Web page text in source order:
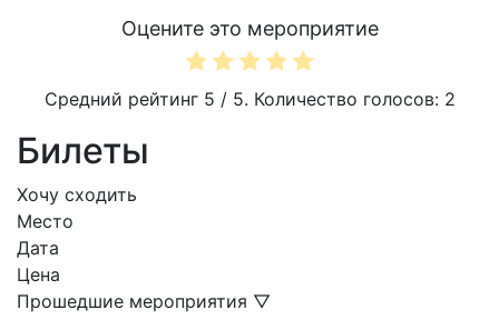
Оцените это мероприятие
Средний рейтинг 5 / 5. Количество голосов: 2
Билеты
Хочу сходить
Место
Дата
Цена
Прошедшие мероприятия ▽